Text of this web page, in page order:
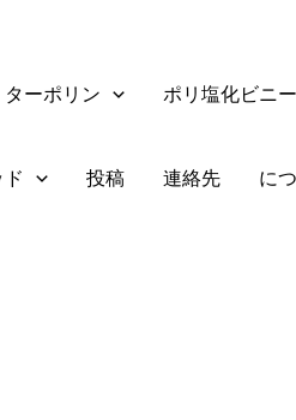
ターポリン ポリ塩化ビニ
投稿 連絡先 に